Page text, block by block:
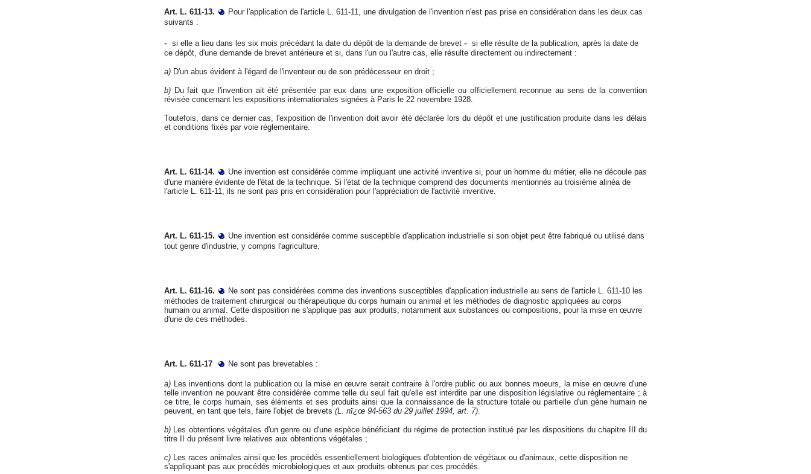
Art. L. 611-13.
Pour l'application de l'article L. 611-11, une divulgation de l'invention n'est pas prise en considération dans les deux cas
suivants :
- si elle a lieu dans les six mois précédant la date du dépôt de la demande de brevet - si elle résulte de la publication, après la date de
ce dépôt, d'une demande de brevet antérieure et si, dans l'un ou l'autre cas, elle résulte directement ou indirectement :
a) D'un abus évident à l'égard de l'inventeur ou de son prédécesseur en droit ;
b) Du fait que l'invention ait été présentée par eux dans une exposition officielle ou officiellement reconnue au sens de la convention
révisée concernant les expositions internationales signées à Paris le 22 novembre 1928.
Toutefois, dans ce dernier cas, l'exposition de l'invention doit avoir été déclarée lors du dépôt et une justification produite dans les délais
et conditions fixés par voie réglementaire.
Art. L. 611-14.
Une invention est considérée comme impliquant une activité inventive si, pour un homme du métier, elle ne découle pas
d'une manière évidente de l'état de la technique. Si l'état de la technique comprend des documents mentionnés au troisième alinéa de
l'article L. 611-11, ils ne sont pas pris en considération pour l'appréciation de l'activité inventive.
Art. L. 611-15.
Une invention est considérée comme susceptible d'application industrielle si son objet peut être fabriqué ou utilisé dans
tout genre d'industrie, y compris l'agriculture.
Art. L. 611-16.
Ne sont pas considérées comme des inventions susceptibles d'application industrielle au sens de l'article L. 611-10 les
méthodes de traitement chirurgical ou thérapeutique du corps humain ou animal et les méthodes de diagnostic appliquées au corps
humain ou animal. Cette disposition ne s'applique pas aux produits, notamment aux substances ou compositions, pour la mise en œuvre
d'une de ces méthodes.
Art. L. 611-17 Ne sont pas brevetables :
a) Les inventions dont la publication ou la mise en œuvre serait contraire à l'ordre public ou aux bonnes moeurs, la mise en œuvre d'une
telle invention ne pouvant être considérée comme telle du seul fait qu'elle est interdite par une disposition législative ou réglementaire ; à
ce titre, le corps humain, ses éléments et ses produits ainsi que la connaissance de la structure totale ou partielle d'un gène humain ne
peuvent, en tant que tels, faire l'objet de brevets (L. nï¿œ 94-563 du 29 juillet 1994, art. 7).
b) Les obtentions végétales d'un genre ou d'une espèce bénéficiant du régime de protection institué par les dispositions du chapitre III du
titre II du présent livre relatives aux obtentions végétales ;
c) Les races animales ainsi que les procédés essentiellement biologiques d'obtention de végétaux ou d'animaux, cette disposition ne
s'appliquant pas aux procédés microbiologiques et aux produits obtenus par ces procédés.